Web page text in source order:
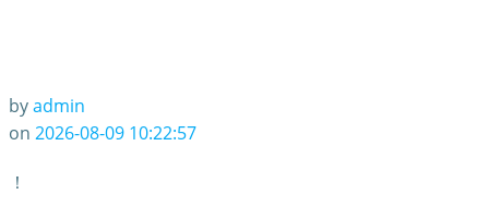
byadmin
on 2026-08-09 10:22:57
！